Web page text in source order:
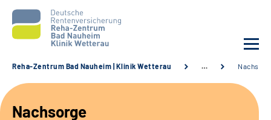
Unsere Klinik
Reha-Zentrum Bad Nauheim | Klinik Wetterau …
Nachsorge